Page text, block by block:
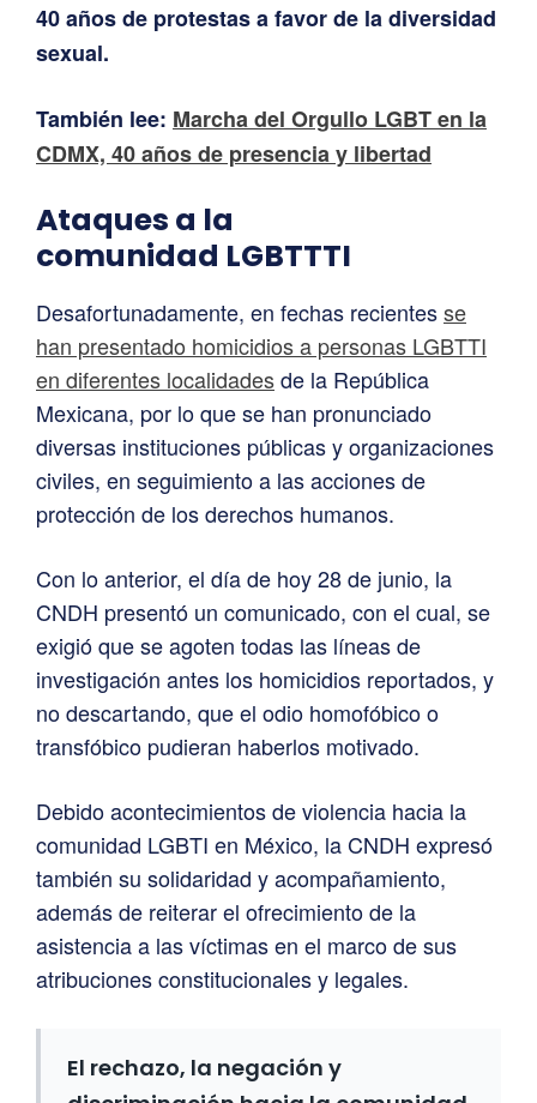
40 años de protestas a favor de la diversidad
sexual.
También lee: Marcha del Orgullo LGBT en la
CDMX, 40 años de presencia y libertad
Ataques a la
comunidad LGBTTTI
Desafortunadamente, en fechas recientesse
han presentado homicidios a personas LGBTTI
en diferentes localidadesde la República
Mexicana, por lo que se han pronunciado
diversas instituciones públicas y organizaciones
civiles, en seguimiento a las acciones de
protección de los derechos humanos.
Con lo anterior, el día de hoy 28 de junio, la
CNDH presentó un comunicado, con el cual, se
exigió que se agoten todas las líneas de
investigación antes los homicidios reportados, y
no descartando, que el odio homofóbico o
transfóbico pudieran haberlos motivado.
Debido acontecimientos de violencia hacia la
comunidad LGBTI en México, la CNDH expresó
también su solidaridad y acompañamiento,
además de reiterar el ofrecimiento de la
asistencia a las víctimas en el marco de sus
atribuciones constitucionales y legales.
El rechazo, la negación y